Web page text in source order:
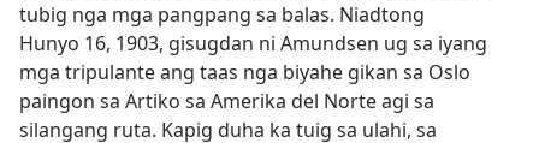
tubig nga mga pangpang sa balas. Niadtong
Hunyo 16, 1903, gisugdan ni Amundsen ug sa iyang
mga tripulante ang taas nga biyahe gikan sa Oslo
paingon sa Artiko sa Amerika del Norte agi sa
silangang ruta. Kapig duha ka tuig sa ulahi, sa